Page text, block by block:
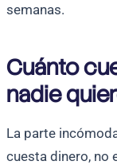
semanas.
Cuánto
nadie
La parte
cuesta dinero, no